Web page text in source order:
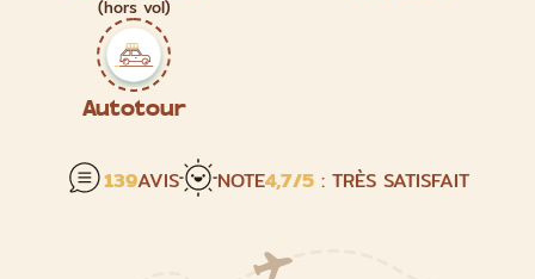
(hors vol)
Autotour
139AVIS NOTE4,7/5 : TRÈS SATISFAIT